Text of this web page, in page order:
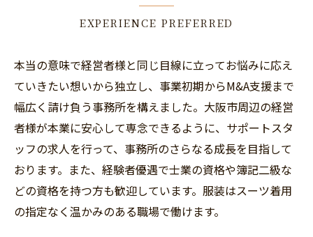
EXPERIENCE PREFERRED
本当の意味で経営者様と同じ目線に立ってお悩みに応え
ていきたい想いから独立し、事業初期からM&A支援まで
幅広く請け負う事務所を構えました。大阪市周辺の経営
者様が本業に安心して専念できるように、サポートスタ
ッフの求人を行って、事務所のさらなる成長を目指して
おります。また、経験者優遇で士業の資格や簿記二級な
どの資格を持つ方も歓迎しています。服装はスーツ着用
の指定なく温かみのある職場で働けます。